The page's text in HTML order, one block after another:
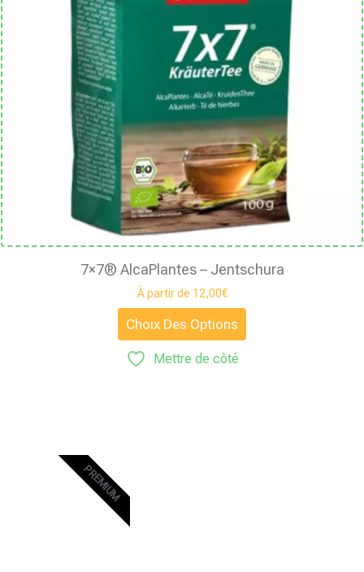
7×7® AlcaPlantes – Jentschura
À partir de 12,00€
Choix Des Options
Mettre de côté
PREMIUM